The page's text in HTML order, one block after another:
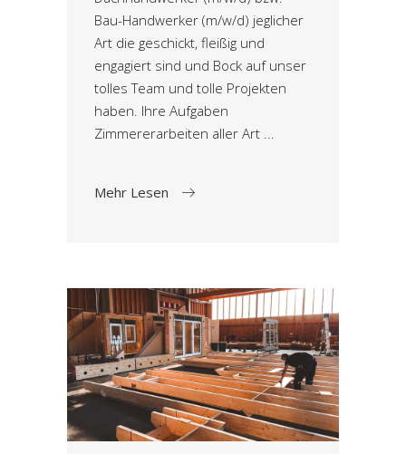
Bau-Handwerker (m/w/d) jeglicher
Art die geschickt, fleißig und
engagiert sind und Bock auf unser
tolles Team und tolle Projekten
haben. Ihre Aufgaben
Zimmererarbeiten aller Art
Mehr Lesen